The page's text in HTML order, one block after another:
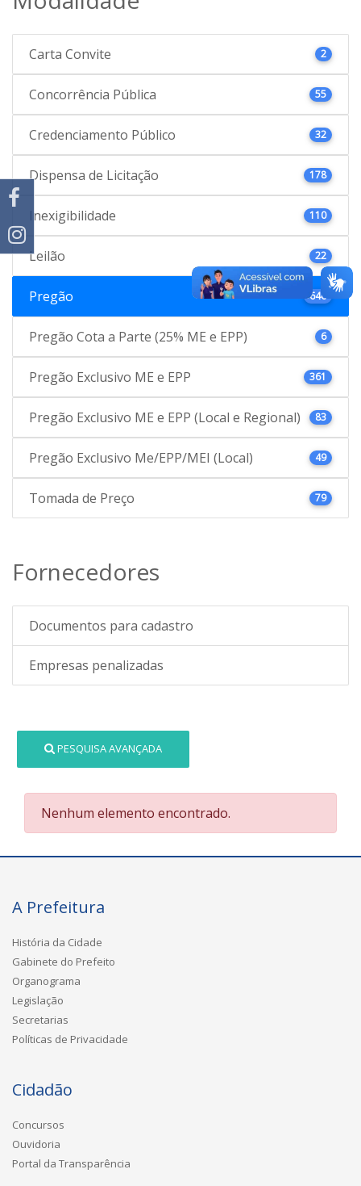
Carta Convite 2
Concorrência Pública 55
Credenciamento Público 32
Dispensa de Licitação 178
Inexigibilidade 110
Leilão 22
Pregão 646
Pregão Cota a Parte (25% ME e EPP) 6
Pregão Exclusivo ME e EPP 361
Pregão Exclusivo ME e EPP (Local e Regional) 83
Pregão Exclusivo Me/EPP/MEI (Local) 49
Tomada de Preço 79
Fornecedores
Documentos para cadastro
Empresas penalizadas
PESQUISA AVANÇADA
Nenhum elemento encontrado.
A Prefeitura
História da Cidade
Gabinete do Prefeito
Organograma
Legislação
Secretarias
Políticas de Privacidade
Cidadão
Concursos
Ouvidoria
Portal da Transparência